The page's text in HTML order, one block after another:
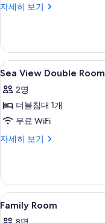
모
보
기
자세히 보기
패
자
세
히
기
Sea
View
Double
Room
사
진
보
기
4
Sea View Double Room
2명
더블침대 1개
무료 WiFi
자세히 보기
Sea
자
세
히
Family
Room
4
Family Room